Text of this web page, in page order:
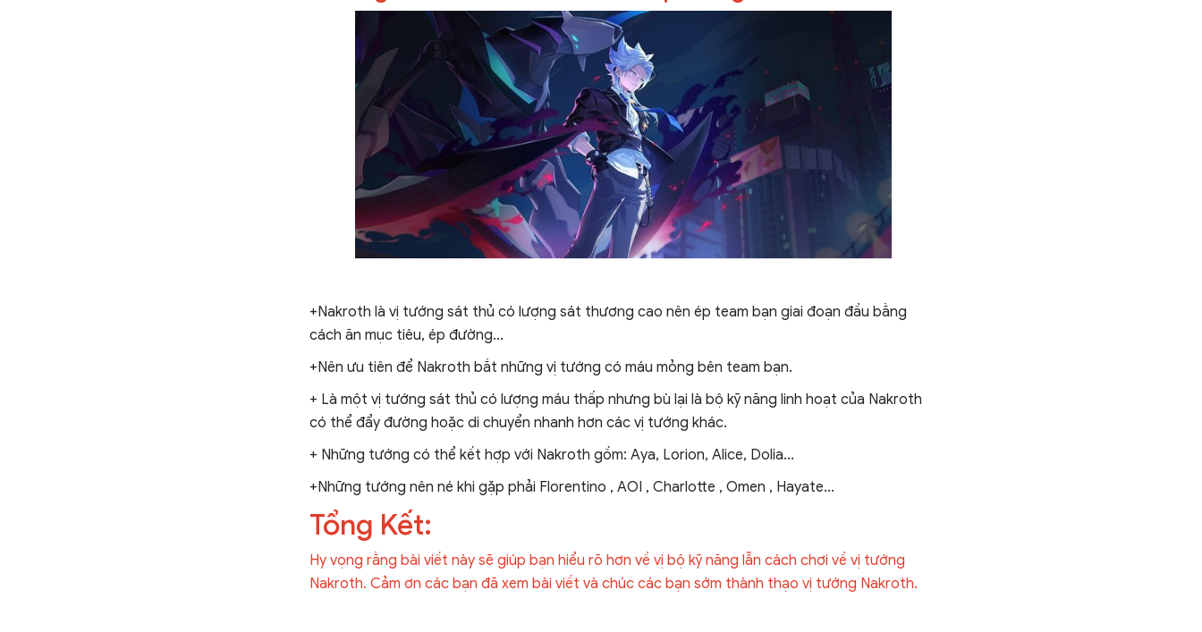
+Nakroth là vị tướng sát thủ có lượng sát thương cao nên ép team bạn giai đoạn đầu bằng
cách ăn mục tiêu, ép đường...
+Nên ưu tiên để Nakroth bắt những vị tướng có máu mỏng bên team bạn.
+ Là một vị tướng sát thủ có lượng máu thấp nhưng bù lại là bộ kỹ năng linh hoạt của Nakroth
có thể đẩy đường hoặc di chuyển nhanh hơn các vị tướng khác.
+ Những tướng có thể kết hợp với Nakroth gồm: Aya, Lorion, Alice, Dolia...
+Những tướng nên né khi gặp phải Florentino , AOI , Charlotte , Omen , Hayate...
Tổng Kết:
Hy vọng rằng bài viết này sẽ giúp bạn hiểu rõ hơn về vị bộ kỹ năng lẫn cách chơi về vị tướng
Nakroth. Cảm ơn các bạn đã xem bài viết và chúc các bạn sớm thành thạo vị tướng Nakroth.